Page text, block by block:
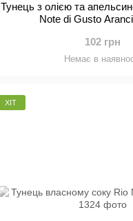
Тунець з олією та
Note di Gusto
102 грн
Немає в
ХІТ